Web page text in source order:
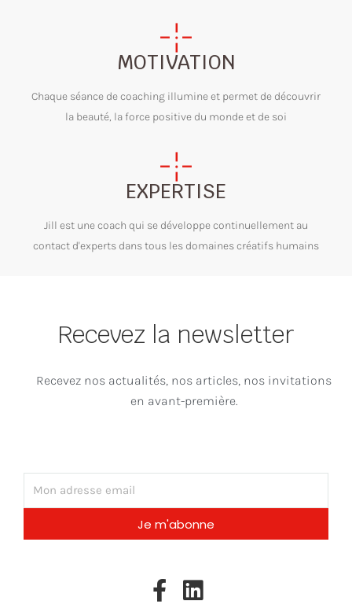
MOTIVATION
Chaque séance de coaching illumine et permet de découvrir
la beauté, la force positive du monde et de soi
EXPERTISE
Jill est une coach qui se développe continuellement au
contact d'experts dans tous les domaines créatifs humains
Recevez la newsletter
Recevez nos actualités, nos articles, nos invitations
en avant-première.
Je m'abonne
F
L